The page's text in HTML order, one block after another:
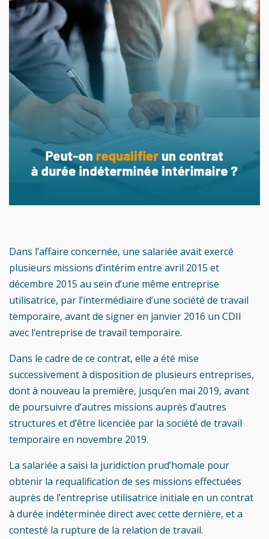
Dans l’affaire concernée, une salariée avait exercé
plusieurs missions d’intérim entre avril 2015 et
décembre 2015 au sein d’une même entreprise
utilisatrice, par l’intermédiaire d’une société de travail
temporaire, avant de signer en janvier 2016 un CDII
avec l’entreprise de travail temporaire.
Dans le cadre de ce contrat, elle a été mise
successivement à disposition de plusieurs entreprises,
dont à nouveau la première, jusqu’en mai 2019, avant
de poursuivre d’autres missions auprès d’autres
structures et d’être licenciée par la société de travail
temporaire en novembre 2019.
La salariée a saisi la juridiction prud’homale pour
obtenir la requalification de ses missions effectuées
auprès de l’entreprise utilisatrice initiale en un contrat
à durée indéterminée direct avec cette dernière, et a
contesté la rupture de la relation de travail.